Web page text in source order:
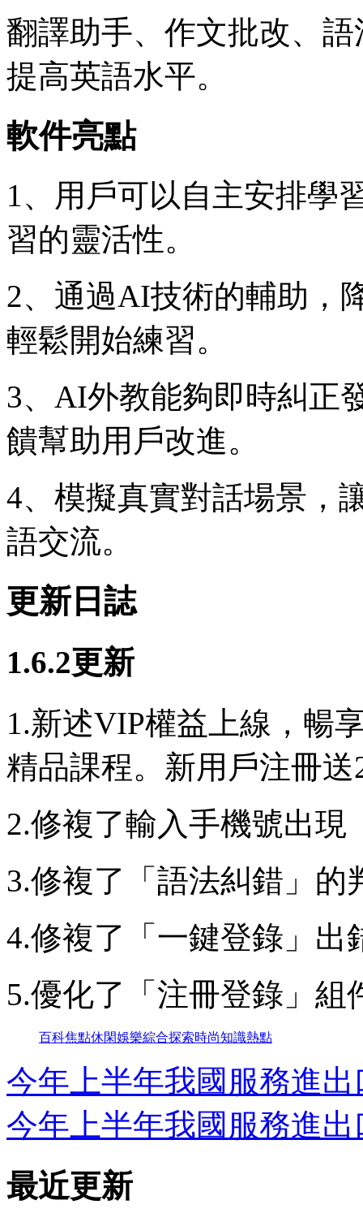
翻譯助手、作文批改、
提高英語水平。
軟件亮點
1、用戶可以自主安排學
習的靈活性。
2、通過AI技術的輔助，
輕鬆開始練習。
3、AI外教能夠即時糾正
饋幫助用戶改進。
4、模擬真實對話場景，
語交流。
更新日誌
1.6.2更新
1.新述VIP權益上線，暢
精品課程。新用戶注冊
2.修複了輸入手機號出現
3.修複了「語法糾錯」的
4.修複了「一鍵登錄」出
5.優化了「注冊登錄」組
百科焦點休閑娛樂綜合探索時尚知識熱點
今年上半年我國服務進
今年上半年我國服務進
最近更新